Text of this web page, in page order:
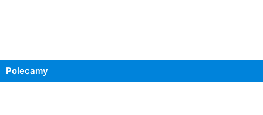
Polecamy